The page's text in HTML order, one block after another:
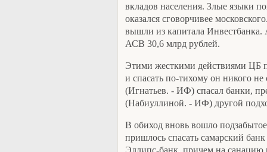
вкладов населения. Злые языки
оказался сговорчивее
вышли из капитала Инвестбанка.
АСВ 30,6 млрд рублей.
Этими жесткими действиями ЦБ
и спасать по-тихому он никого
(Игнатьев. - ИФ) спасал банки,
(Набиуллиной. - ИФ) другой
В обиход вновь вошло
пришлось спасать самарский